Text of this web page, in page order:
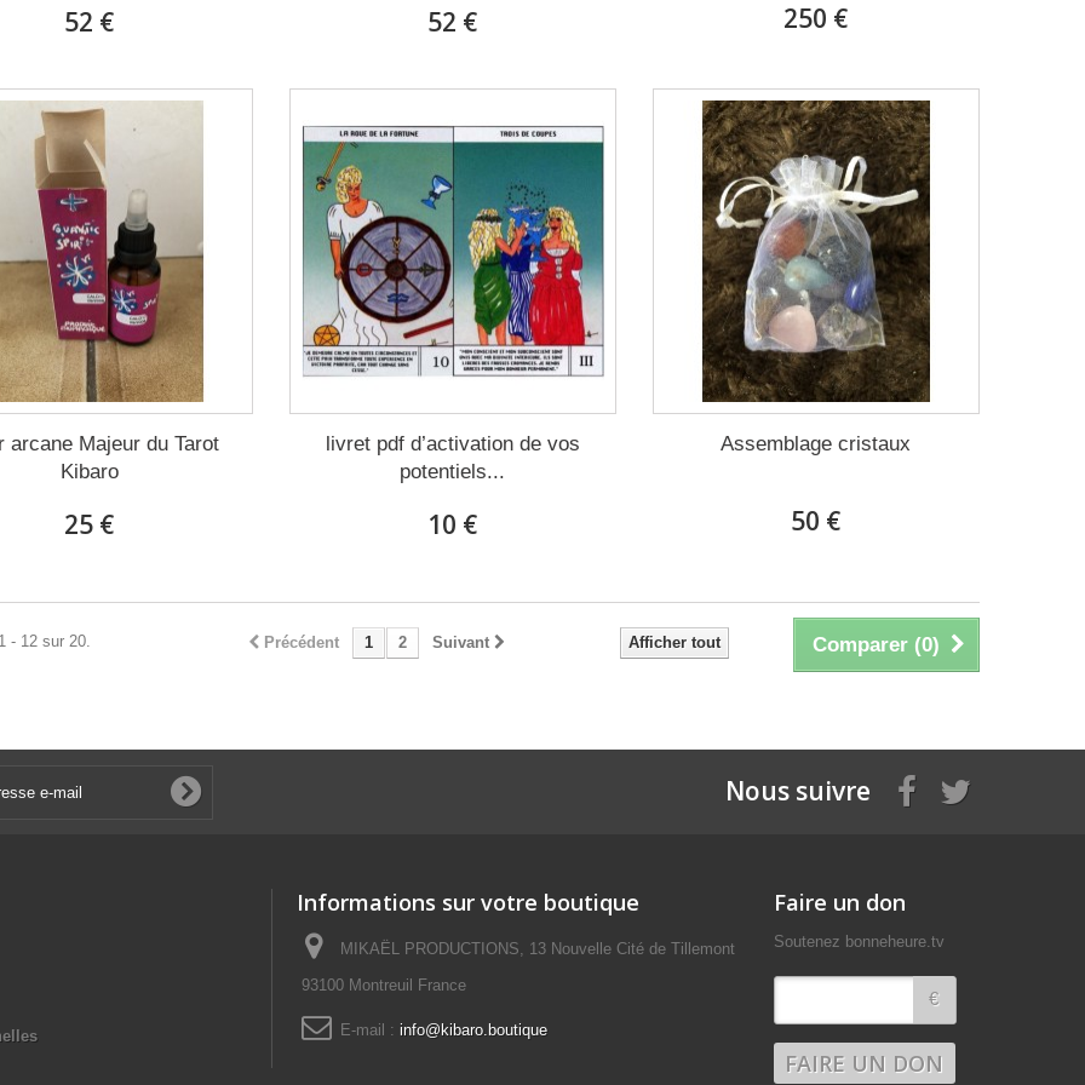
52 € 52 € 250 €
arcane Majeur du Tarot
Kibaro
25 €
livret pdf d’activation de vos
potentiels...
10 €
Assemblage cristaux
50 €
Comparer (0)
Afficher tout
Précédent 1 2 Suivant
- 12 sur 20.
Nous suivre
Informations sur votre boutique
MIKAËL PRODUCTIONS, 13 Nouvelle Cité de Tillemont
93100 Montreuil France
E-mail : info@kibaro.boutique
Faire un don
Soutenez bonneheure.tv
€